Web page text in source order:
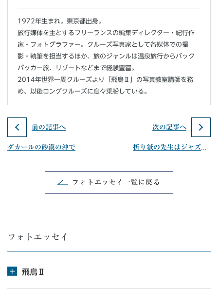
フォトエッセイ
飛鳥Ⅱ
1972年生まれ。東京都出身。
旅行媒体を主とするフリーランスの編集ディレクター・紀行作
家・フォトグラファー。クルーズ写真家として各媒体での撮
影・執筆を担当するほか、旅のジャンルは温泉旅行からバック
パッカー旅、リゾートなどまで経験豊富。
2014年世界一周クルーズより「飛鳥Ⅱ」の写真教室講師を務
め、以後ロングクルーズに度々乗船している。
前の記事へ
ダカールの砂漠の沖で
次の記事へ
フォトエッセイ一覧に戻る